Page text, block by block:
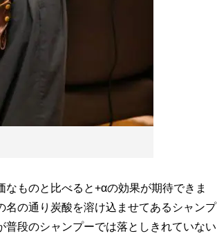
ものと比べると+αの効果が期待できま
名の通り炭酸を溶け込ませてあるシャンプ
段のシャンプーでは落としきれていない